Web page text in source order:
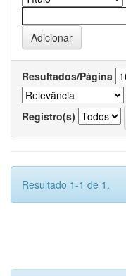
Resultados/Página
Registro(s)
Resultado 1-1 de 1.